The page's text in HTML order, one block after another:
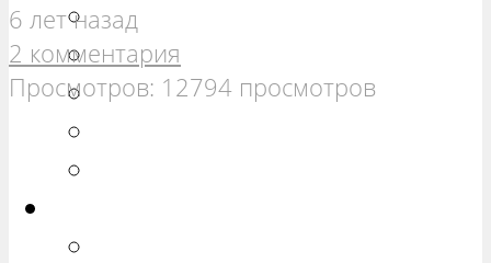
РЕМОНТ ВАЗ 2111
РЕМОНТ ВАЗ 2112
РЕМОНТ ВАЗ 2113
6 лет назад
2 комментария
Просмотров: 12794 просмотров